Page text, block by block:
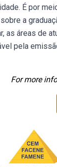
É por
a
as áreas de
pela
For more